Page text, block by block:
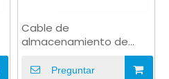
Cable de
almacenamiento de
energía ESS 2AWG 3KV
350A Cable de enchufe
Preguntar